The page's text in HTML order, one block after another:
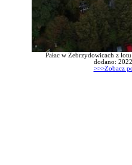
Pałac w Zebrzydowicach z
dodano:
>>>Zobacz